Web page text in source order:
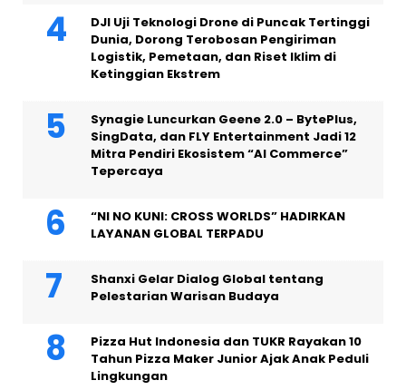
DJI Uji Teknologi Drone di Puncak Tertinggi
Dunia, Dorong Terobosan Pengiriman
Logistik, Pemetaan, dan Riset Iklim di
Ketinggian Ekstrem
Synagie Luncurkan Geene 2.0 – BytePlus,
SingData, dan FLY Entertainment Jadi 12
Mitra Pendiri Ekosistem “AI Commerce”
Tepercaya
“NI NO KUNI: CROSS WORLDS” HADIRKAN
LAYANAN GLOBAL TERPADU
Shanxi Gelar Dialog Global tentang
Pelestarian Warisan Budaya
Pizza Hut Indonesia dan TUKR Rayakan 10
Tahun Pizza Maker Junior Ajak Anak Peduli
Lingkungan